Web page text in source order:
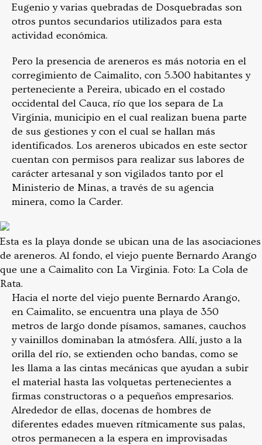
Eugenio y varias quebradas de Dosquebradas son
otros puntos secundarios utilizados para esta
actividad económica.
Pero la presencia de areneros es más notoria en el
corregimiento de Caimalito, con 5.300 habitantes y
perteneciente a Pereira, ubicado en el costado
occidental del Cauca, río que los separa de La
Virginia, municipio en el cual realizan buena parte
de sus gestiones y con el cual se hallan más
identificados. Los areneros ubicados en este sector
cuentan con permisos para realizar sus labores de
carácter artesanal y son vigilados tanto por el
Ministerio de Minas, a través de su agencia
minera, como la Carder.
Esta es la playa donde se ubican una de las asociaciones
de areneros. Al fondo, el viejo puente Bernardo Arango
que une a Caimalito con La Virginia. Foto: La Cola de
Rata.
Hacia el norte del viejo puente Bernardo Arango,
en Caimalito, se encuentra una playa de 350
metros de largo donde písamos, samanes, cauchos
y vainillos dominaban la atmósfera. Allí, justo a la
orilla del río, se extienden ocho bandas, como se
les llama a las cintas mecánicas que ayudan a subir
el material hasta las volquetas pertenecientes a
firmas constructoras o a pequeños empresarios.
Alrededor de ellas, docenas de hombres de
diferentes edades mueven rítmicamente sus palas,
otros permanecen a la espera en improvisadas